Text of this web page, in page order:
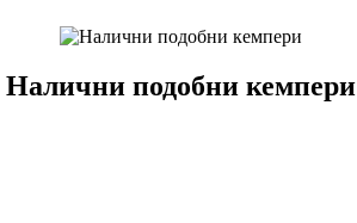
Налични подобни кемпери